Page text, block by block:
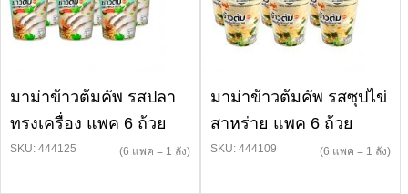
มาม่าข้าวต้มคัพ รสปลา
ทรงเครื่อง แพค 6 ถ้วย
SKU: 444125 (6 แพค = 1 ลัง)
มาม่าข้าวต้มคัพ รสซุปไข่
สาหร่าย แพค 6 ถ้วย
SKU: 444109 (6 แพค = 1 ลัง)